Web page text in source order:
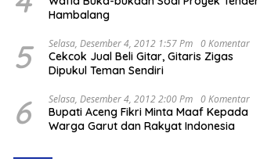
Hambalang
5 Selasa, Desember 4, 2012 1:57 Pm 0 Komentar
Cekcok Jual Beli Gitar, Gitaris Zigas
Dipukul Teman Sendiri
6 Selasa, Desember 4, 2012 2:00 Pm 0 Komentar
Bupati Aceng Fikri Minta Maaf Kepada
Warga Garut dan Rakyat Indonesia